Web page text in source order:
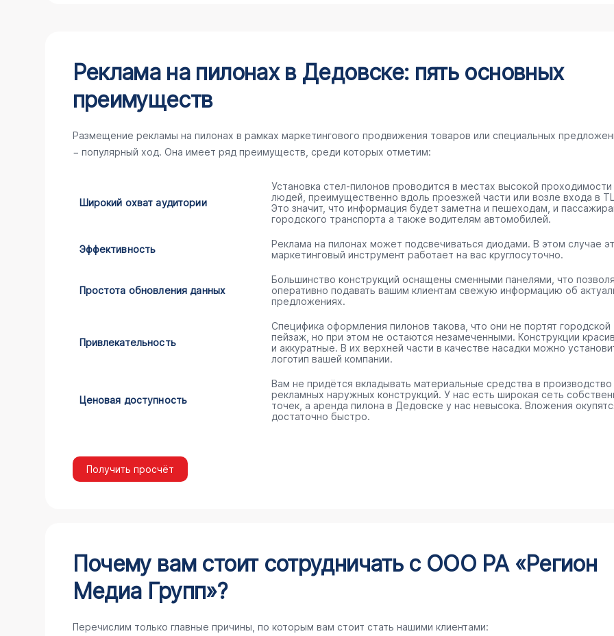
Реклама на пилонах в Дедовске: пять основных
преимуществ
Размещение рекламы на пилонах в рамках маркетингового продвижения товаров или специальных
− популярный ход. Она имеет ряд преимуществ, среди которых отметим:
Широкий охват аудитории
Установка стел-пилонов проводится в местах высокой проходимости
людей, преимущественно вдоль проезжей части или возле входа в
Это значит, что информация будет заметна и пешеходам, и
городского транспорта а также водителям автомобилей.
Эффективность
Реклама на пилонах может подсвечиваться диодами. В этом случае
маркетинговый инструмент работает на вас круглосуточно.
Простота обновления данных
Большинство конструкций оснащены сменными панелями, что
оперативно подавать вашим клиентам свежую информацию об
предложениях.
Привлекательность
Специфика оформления пилонов такова, что они не портят городской
пейзаж, но при этом не остаются незамеченными. Конструкции
и аккуратные. В их верхней части в качестве насадки можно
логотип вашей компании.
Ценовая доступность
Вам не придётся вкладывать материальные средства в производство
рекламных наружных конструкций. У нас есть широкая сеть
точек, а аренда пилона в Дедовске у нас невысока. Вложения
достаточно быстро.
Получить просчёт
Почему вам стоит сотрудничать с ООО РА «Регион
Медиа Групп»?
Перечислим только главные причины, по которым вам стоит стать нашими клиентами: